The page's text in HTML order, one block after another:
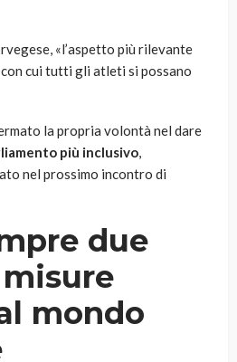
«l’aspetto più rilevante
cui tutti gli atleti si possano
la propria volontà nel dare
più inclusivo,
nel prossimo incontro di
due
mondo